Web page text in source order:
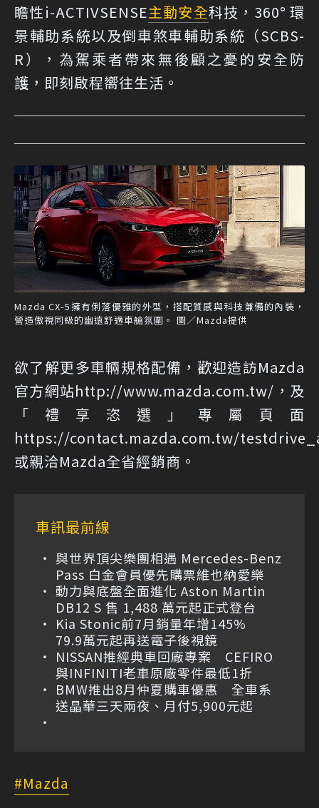
瞻性i-ACTIVSENSE主動安全科技，360° 環
景輔助系統以及倒車煞車輔助系統（SCBS-
R），為駕乘者帶來無後顧之憂的安全防
護，即刻啟程嚮往生活。
Mazda CX-5擁有俐落優雅的外型，搭配質感與科技兼備的內裝，
營造傲視同級的幽遠舒適車艙氛圍。 圖／Mazda提供
欲了解更多車輛規格配備，歡迎造訪Mazda
官方網站http://www.mazda.com.tw/ ，及
「禮享恣選」專屬頁面
https://contact.mazda.com.tw/
或親洽Mazda全省經銷商。
車訊最前線
與世界頂尖樂團相遇 Mercedes-Benz
Pass 白金會員優先購票維也納愛樂
動力與底盤全面進化 Aston Martin
DB12 S 售 1,488 萬元起正式登台
Kia Stonic前7月銷量年增145%
79.9萬元起再送電子後視鏡
NISSAN推經典車回廠專案 CEFIRO
與INFINITI老車原廠零件最低1折
BMW推出8月仲夏購車優惠 全車系
送晶華三天兩夜、月付5,900元起
Mazda